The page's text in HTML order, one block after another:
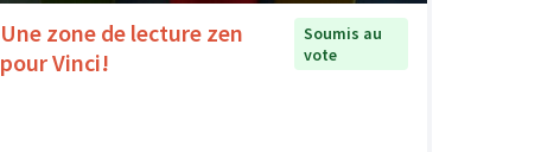
Une zone de lecture zen
pour Vinci!
Soumis au
vote